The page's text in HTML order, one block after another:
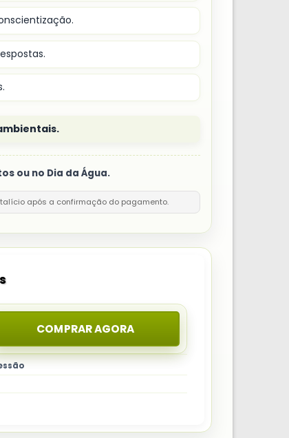
ou no Dia da Água.
após a confirmação do pagamento.
COMPRAR AGORA